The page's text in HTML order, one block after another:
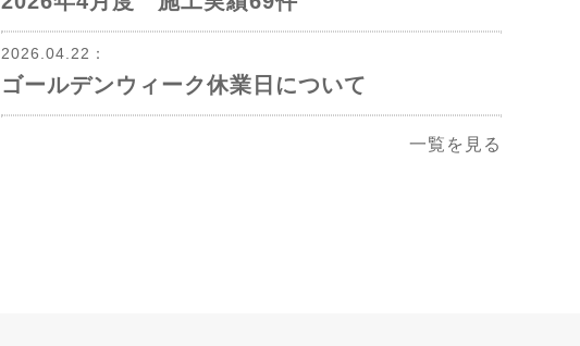
2026.04.22：
ゴールデンウィーク休業日について
一覧を見る